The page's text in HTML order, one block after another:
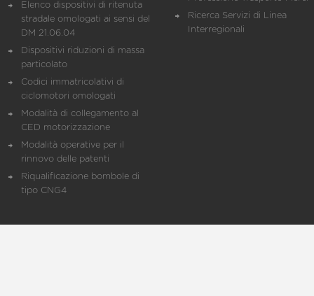
Elenco dispositivi di ritenuta
stradale omologati ai sensi del
DM 21.06.04
Dispositivi riduzioni di massa
particolato
Codici immatricolativi di
ciclomotori omologati
Modalità di collegamento al
CED motorizzazione
Modalità operative per il
rinnovo delle patenti
Riqualificazione bombole di
tipo CNG4
Ricerca Servizi di Linea
Interregionali